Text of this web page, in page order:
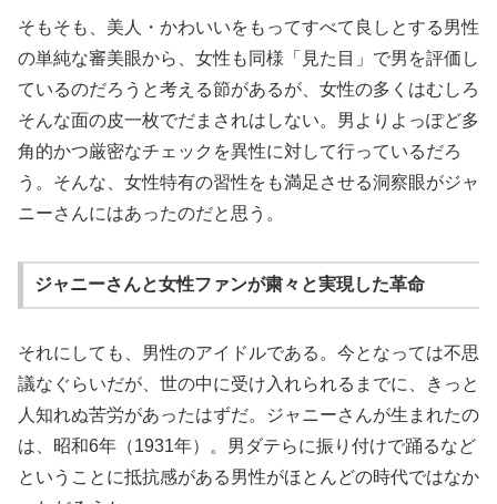
そもそも、美人・かわいいをもってすべて良しとする男性
の単純な審美眼から、女性も同様「見た目」で男を評価し
ているのだろうと考える節があるが、女性の多くはむしろ
そんな面の皮一枚でだまされはしない。男よりよっぽど多
角的かつ厳密なチェックを異性に対して行っているだろ
う。そんな、女性特有の習性をも満足させる洞察眼がジャ
ニーさんにはあったのだと思う。
ジャニーさんと女性ファンが粛々と実現した革命
それにしても、男性のアイドルである。今となっては不思
議なぐらいだが、世の中に受け入れられるまでに、きっと
人知れぬ苦労があったはずだ。ジャニーさんが生まれたの
は、昭和6年（1931年）。男ダテらに振り付けで踊るなど
ということに抵抗感がある男性がほとんどの時代ではなか